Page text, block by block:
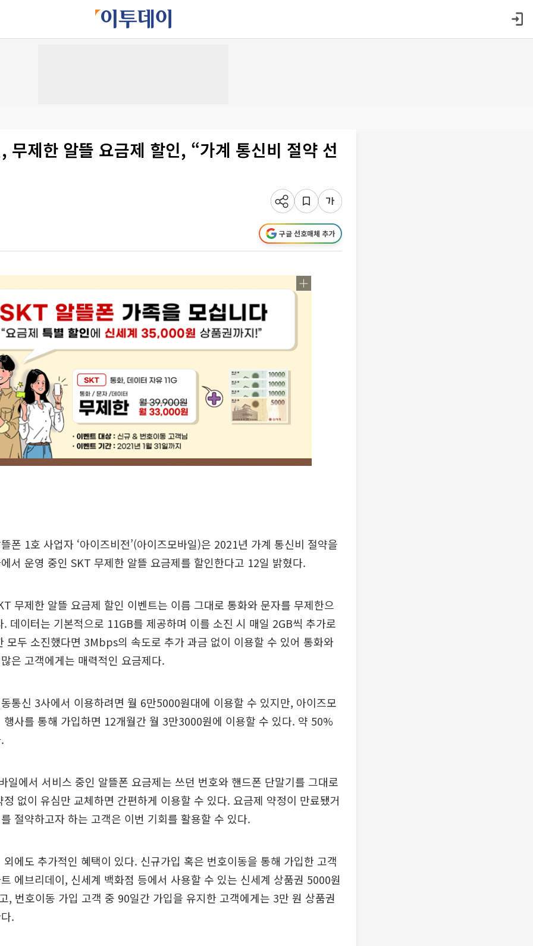
무제한 알뜰 요금제 할인, “가계 통신비 절약 선
구글 선호매체 추가
폰 1호 사업자 ‘아이즈비전’(아이즈모바일)은 2021년 가계 통신비 절약을
서 운영 중인 SKT 무제한 알뜰 요금제를 할인한다고 12일 밝혔다.
무제한 알뜰 요금제 할인 이벤트는 이름 그대로 통화와 문자를 무제한으
데이터는 기본적으로 11GB를 제공하며 이를 소진 시 매일 2GB씩 추가로
모두 소진했다면 3Mbps의 속도로 추가 과금 없이 이용할 수 있어 통화와
은 고객에게는 매력적인 요금제다.
통신 3사에서 이용하려면 월 6만5000원대에 이용할 수 있지만, 아이즈모
행사를 통해 가입하면 12개월간 월 3만3000원에 이용할 수 있다. 약 50%
일에서 서비스 중인 알뜰폰 요금제는 쓰던 번호와 핸드폰 단말기를 그대로
없이 유심만 교체하면 간편하게 이용할 수 있다. 요금제 약정이 만료됐거
절약하고자 하는 고객은 이번 기회를 활용할 수 있다.
에도 추가적인 혜택이 있다. 신규가입 혹은 번호이동을 통해 가입한 고객
에브리데이, 신세계 백화점 등에서 사용할 수 있는 신세계 상품권 5000원
, 번호이동 가입 고객 중 90일간 가입을 유지한 고객에게는 3만 원 상품권
.